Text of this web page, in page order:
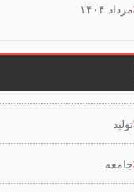
مرداد ۱۴۰۴
تولید
جامعه